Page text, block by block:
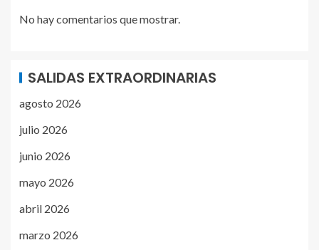
No hay comentarios que mostrar.
SALIDAS EXTRAORDINARIAS
agosto 2026
julio 2026
junio 2026
mayo 2026
abril 2026
marzo 2026